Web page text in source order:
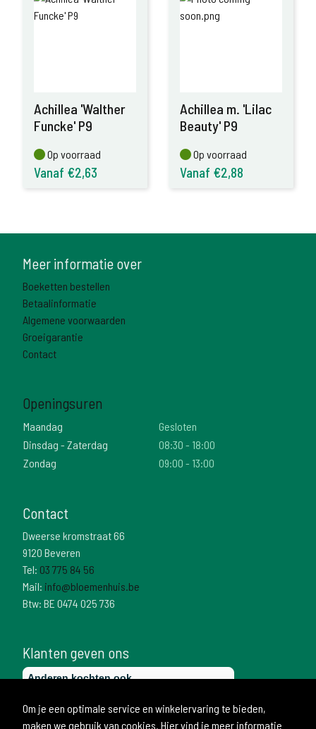
Achillea 'Walther
Funcke' P9
Op voorraad
Op voorraad
Vanaf €2,63
Achillea m. 'Lilac
Beauty' P9
Op voorraad
Op voorraad
Vanaf €2,88
Meer informatie over
Boeketten bestellen
Betaalinformatie
Algemene voorwaarden
Groeigarantie
Contact
Openingsuren
Maandag
Gesloten
Dinsdag - Zaterdag
08:30 - 18:00
Zondag
09:00 - 13:00
Contact
Dweerse kromstraat 66
9120 Beveren
Tel: 03 775 84 56
Mail: info@bloemenhuis.be
Btw: BE 0474 025 736
Klanten geven ons
Om je een optimale service en winkelervaring te bieden,
maken we gebruik van cookies. Hier vind je meer informatie